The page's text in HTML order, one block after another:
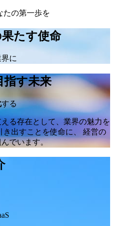
たの第一歩を
たす使命
に
指す未来
する
る存在として、業界の魅力を
出すことを使命に、 経営の
でいます。